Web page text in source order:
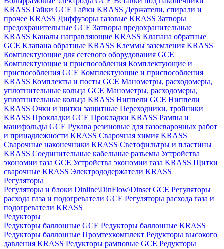
KRASS Гайки GCE Гайки KRASS Держатели, спирали и
прочее KRASS Диффузоры газовые KRASS Затворы
предохранительные GCE Затворы предохранительные
KRASS Каналы направляющие KRASS Клапана обратные
GCE Клапана обратные KRASS Клеммы заземления KRASS
Комплектующие для сетевого оборудования GCE
Комплектующие и приспособления Комплектующие и
приспособления GCE Комплектующие и приспособления
KRASS Комплекты и посты GCE Манометры, расходомеры,
уплотнительные кольца GCE Манометры, расходомеры,
уплотнительные кольца KRASS Ниппели GCE Ниппели
KRASS Очки и щитки защитные Переходники, тройники
KRASS Прокладки GCE Прокладки KRASS Рампы и
манифольды GCE Рукава резиновые для газосварочных работ
и принадлежности KRASS Сварочная химия KRASS
Сварочные наконечники KRASS Светофильтры и пластины
KRASS Соединительные кабельные разъемы Устройства
экономии газа GCE Устройства экономии газа KRASS Щитки
сварочные KRASS Электрододержатели KRASS
Регуляторы
Регуляторы и блоки Dinline\DinFlow\Dinset GCE Регуляторы
расхода газа и подогреватели GCE Регуляторы расхода газа и
подогреватели KRASS
Редукторы
Редукторы баллонные GCE Редукторы баллонные KRASS
Редукторы баллонные Промтехкомплект Редукторы высокого
давления KRASS Редукторы рамповые GCE Редукторы